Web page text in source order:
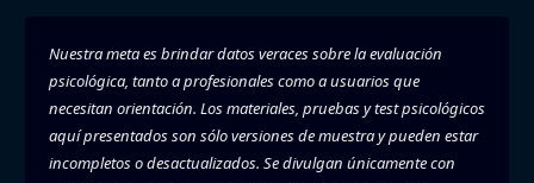
Nuestra meta es brindar datos veraces sobre la evaluación
psicológica, tanto a profesionales como a usuarios que
necesitan orientación. Los materiales, pruebas y test psicológicos
aquí presentados son sólo versiones de muestra y pueden estar
incompletos o desactualizados. Se divulgan únicamente con